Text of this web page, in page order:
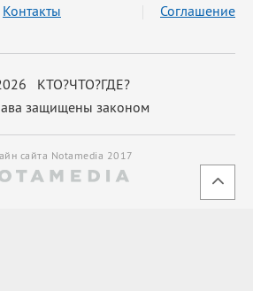
КТО?ЧТО?ГДЕ?
защищены законом
Контакты Соглашение
сайта Notamedia 2017